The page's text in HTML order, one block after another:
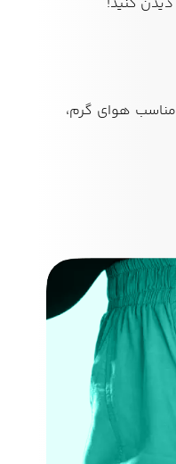
مناسب هوای گرم،